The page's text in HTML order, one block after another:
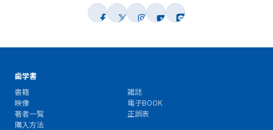
歯学書
書籍
雑誌
映像
電子BOOK
著者一覧
正誤表
購入方法